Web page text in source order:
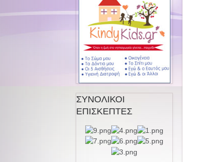
ΣΥΝΟΛΙΚΟΙ
ΕΠΙΣΚΕΠΤΕΣ